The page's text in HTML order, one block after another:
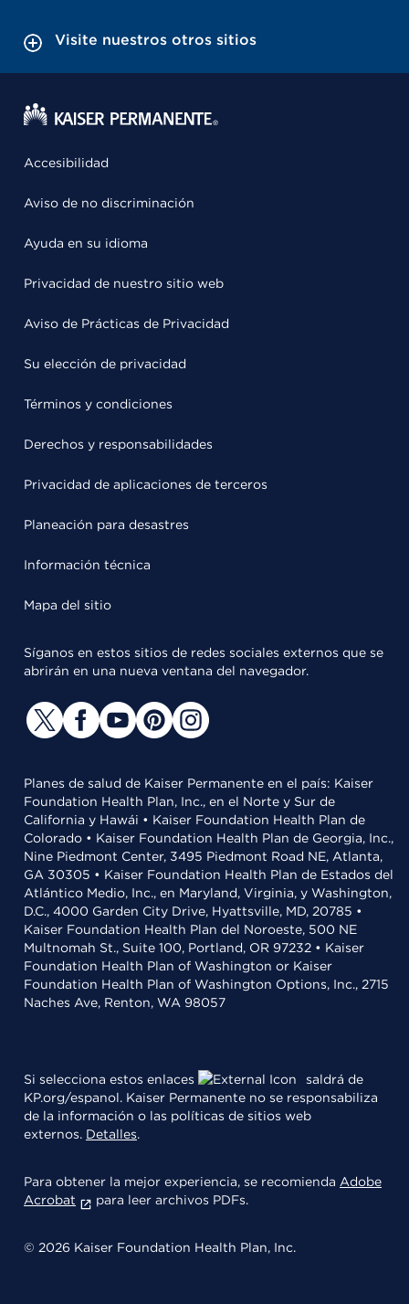
Visite nuestros otros sitios
Accesibilidad
Aviso de no discriminación
Ayuda en su idioma
Privacidad de nuestro sitio web
Aviso de Prácticas de Privacidad
Su elección de privacidad
Términos y condiciones
Derechos y responsabilidades
Privacidad de aplicaciones de terceros
Planeación para desastres
Información técnica
Mapa del sitio
Síganos en estos sitios de redes sociales externos que se
abrirán en una nueva ventana del navegador.
Planes de salud de Kaiser Permanente en el país: Kaiser
Foundation Health Plan, Inc., en el Norte y Sur de
California y Hawái • Kaiser Foundation Health Plan de
Colorado • Kaiser Foundation Health Plan de Georgia, Inc.,
Nine Piedmont Center, 3495 Piedmont Road NE, Atlanta,
GA 30305 • Kaiser Foundation Health Plan de Estados del
Atlántico Medio, Inc., en Maryland, Virginia, y Washington,
D.C., 4000 Garden City Drive, Hyattsville, MD, 20785 •
Kaiser Foundation Health Plan del Noroeste, 500 NE
Multnomah St., Suite 100, Portland, OR 97232 • Kaiser
Foundation Health Plan of Washington or Kaiser
Foundation Health Plan of Washington Options, Inc., 2715
Naches Ave, Renton, WA 98057
Si selecciona estos enlaces
saldrá de
KP.org/espanol. Kaiser Permanente no se responsabiliza
de la información o las políticas de sitios web
externos. Detalles.
Para obtener la mejor experiencia, se recomienda Adobe
Acrobat
para leer archivos PDFs.
© 2026 Kaiser Foundation Health Plan, Inc.